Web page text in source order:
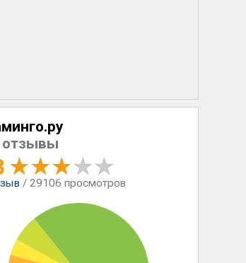
отзывы
/ 29106 просмотров